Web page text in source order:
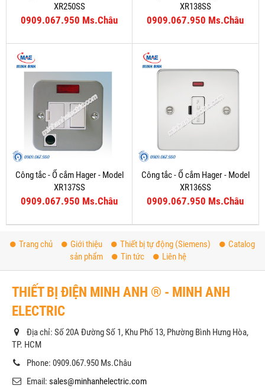
XR250SS
0909.067.950 Ms.Châu
XR138SS
0909.067.950 Ms.Châu
Công tắc - Ổ cắm Hager - Model
XR137SS
0909.067.950 Ms.Châu
Công tắc - Ổ cắm Hager - Model
XR136SS
0909.067.950 Ms.Châu
Trang chủ Giới thiệu Thiết bị tự động (Siemens)
Catalog
sản phẩm
Tin tức Liên hệ
THIẾT BỊ ĐIỆN MINH ANH ® - MINH ANH
ELECTRIC
Địa chỉ: Số 20A Đường Số 1, Khu Phố 13, Phường Bình Hưng Hòa,
TP. HCM
Phone: 0909.067.950 Ms.Châu
Email: sales@minhanhelectric.com